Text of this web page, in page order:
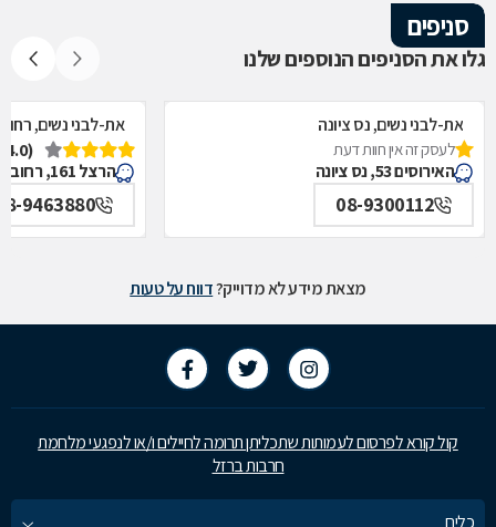
סניפים
גלו את הסניפים הנוספים שלנו
את-לבני נשים, נס ציונה
לעסק זה אין חוות דעת
האירוסים 53, נס ציונה
08-9300112
את-לבני נשים,
(4.0)
הרצל 161, רחובות
9463880
מצאת מידע לא מדוייק?דווח על טעות
קול קורא לפרסום לעמותות שתכליתן תרומה לחיילים ו/או לנפגעי מלחמת
חרבות ברזל
כלים